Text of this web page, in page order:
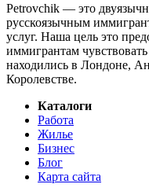
Petrovchik — это
русскоязычным
услуг. Наша цель это
иммигрантам
находились в Лондоне,
Королевстве.
Каталоги
Работа
Жилье
Бизнес
Блог
Карта сайта